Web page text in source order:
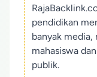
pendidikan
banyak
mahasiswa
publik.